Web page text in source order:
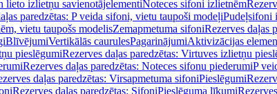
lieto izlietņu savienotājelementiNoteces sifoni izlietnēm
paredzētas: P veida sifoni, vietu taupoši modeļiPudeļsifoni
vietu taupošs modelisZemapmetuma sifoniRezerves daļas
BlīvējumiVertikālās caurulesPagarinājumiAktivizācijas
pieslēgumiRezerves daļas paredzētas: Virtuves izlietņu
Rezerves daļas paredzētas: Noteces sifonu piederumiP
daļas paredzētas: Virsapmetuma sifoniPieslēgumi
Rezerves daļas paredzētas: SifoniPieslēguma līkumi